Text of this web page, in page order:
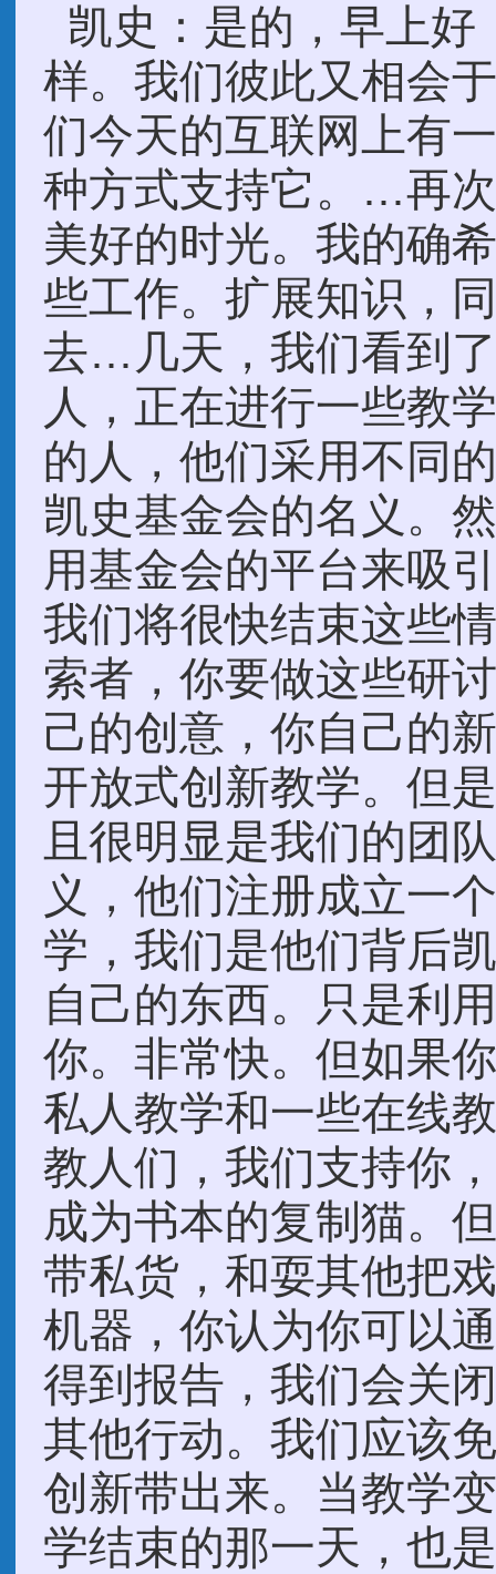
凯史：是的，早上好
样。我们彼此又相会
们今天的互联网上有
种方式支持它。…再
美好的时光。我的确
些工作。扩展知识，
去…几天，我们看到
人，正在进行一些教
的人，他们采用不同
凯史基金会的名义。
用基金会的平台来吸
我们将很快结束这些
索者，你要做这些研
己的创意，你自己的
开放式创新教学。但
且很明显是我们的团
义，他们注册成立一
学，我们是他们背后
自己的东西。只是利
你。非常快。但如果
私人教学和一些在线
教人们，我们支持你
成为书本的复制猫。
带私货，和耍其他把
机器，你认为你可以
得到报告，我们会关
其他行动。我们应该
创新带出来。当教学
学结束的那一天，也